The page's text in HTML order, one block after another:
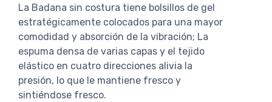
La Badana sin costura tiene bolsillos de gel
estratégicamente colocados para una mayor
comodidad y absorción de la vibración; La
espuma densa de varias capas y el tejido
elástico en cuatro direcciones alivia la
presión, lo que le mantiene fresco y
sintiéndose fresco.